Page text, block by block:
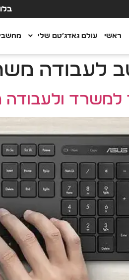
ראשי עולם גאדג’טם שלי
לעבודה
ולעבודה